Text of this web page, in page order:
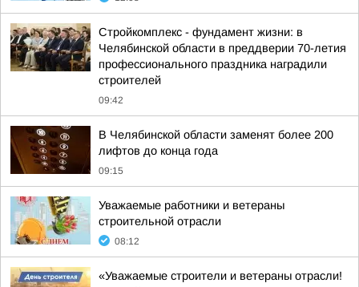
Стройкомплекс - фундамент жизни: в
Челябинской области в преддверии 70-летия
профессионального праздника наградили
строителей
09:42
В Челябинской области заменят более 200
лифтов до конца года
09:15
Уважаемые работники и ветераны
строительной отрасли
08:12
«Уважаемые строители и ветераны отрасли!